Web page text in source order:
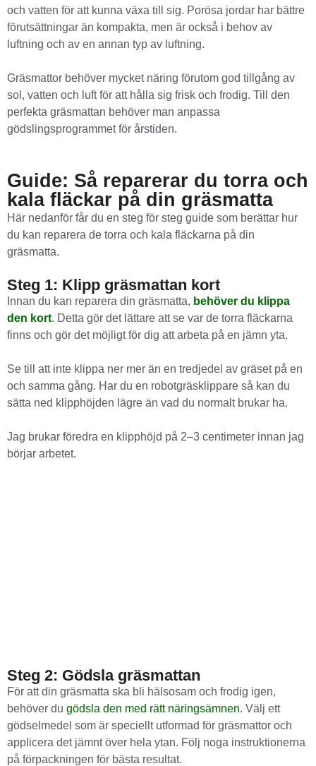
och vatten för att kunna växa till sig. Porösa jordar har bättre
förutsättningar än kompakta, men är också i behov av
luftning och av en annan typ av luftning.
Gräsmattor behöver mycket näring förutom god tillgång av
sol, vatten och luft för att hålla sig frisk och frodig. Till den
perfekta gräsmattan behöver man anpassa
gödslingsprogrammet för årstiden.
Guide: Så reparerar du torra och
kala fläckar på din gräsmatta
Här nedanför får du en steg för steg guide som berättar hur
du kan reparera de torra och kala fläckarna på din
gräsmatta.
Steg 1: Klipp gräsmattan kort
Innan du kan reparera din gräsmatta, behöver du klippa
den kort. Detta gör det lättare att se var de torra fläckarna
finns och gör det möjligt för dig att arbeta på en jämn yta.
Se till att inte klippa ner mer än en tredjedel av gräset på en
och samma gång. Har du en robotgräsklippare så kan du
sätta ned klipphöjden lägre än vad du normalt brukar ha.
Jag brukar föredra en klipphöjd på 2–3 centimeter innan jag
börjar arbetet.
Steg 2: Gödsla gräsmattan
För att din gräsmatta ska bli hälsosam och frodig igen,
behöver du gödsla den med rätt näringsämnen. Välj ett
gödselmedel som är speciellt utformad för gräsmattor och
applicera det jämnt över hela ytan. Följ noga instruktionerna
på förpackningen för bästa resultat.